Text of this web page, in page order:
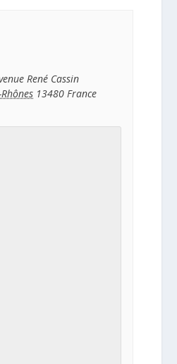
René Cassin
13480 France